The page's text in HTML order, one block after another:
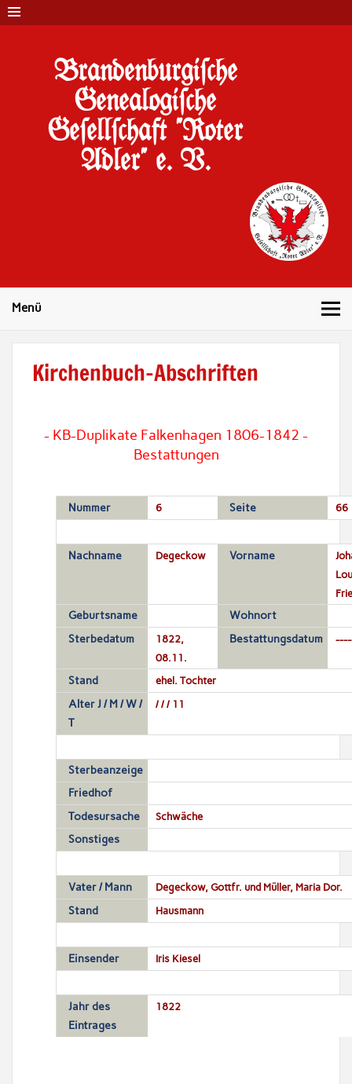
Brandenburgi#che
Genealogi#che
Ge#ell#chaft "Roter
Adler" e. V.
Menü
Kirchenbuch-Abschriften
- KB-Duplikate Falkenhagen 1806-1842 -
Bestattungen
Nummer 6 Seite 66
Nachname Degeckow Vorname
Geburtsname
Wohnort
Sterbedatum
1822,
08.11.
Bestattungsdatum
Stand ehel. Tochter
Alter J / M / W /
T
/ / / 11
Sterbeanzeige
Friedhof
Todesursache
Schwäche
Sonstiges
Vater / Mann Degeckow, Gottfr. und Müller, Maria Dor.
Stand Hausmann
Einsender Iris Kiesel
Jahr des
Eintrages
1822